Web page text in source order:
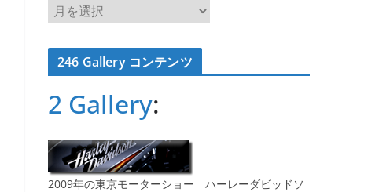
ア
ー
カ
イ246 Gallery コンテンツ
2 Gallery:
2009年の東京モーターショー ハーレーダビッドソ